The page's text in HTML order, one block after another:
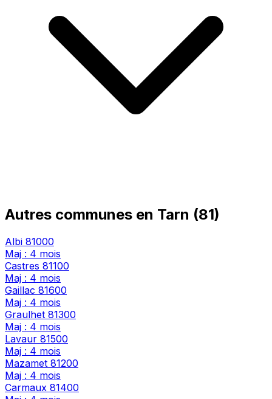
Autres communes en Tarn (81)
Albi 81000
Maj : 4 mois
Castres 81100
Maj : 4 mois
Gaillac 81600
Maj : 4 mois
Graulhet 81300
Maj : 4 mois
Lavaur 81500
Maj : 4 mois
Mazamet 81200
Maj : 4 mois
Carmaux 81400